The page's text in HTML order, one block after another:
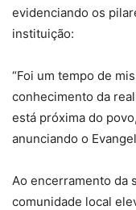
evidenciando os
instituição:
“Foi um tempo de
conhecimento da
está próxima do
anunciando o
Ao encerramento da
comunidade local